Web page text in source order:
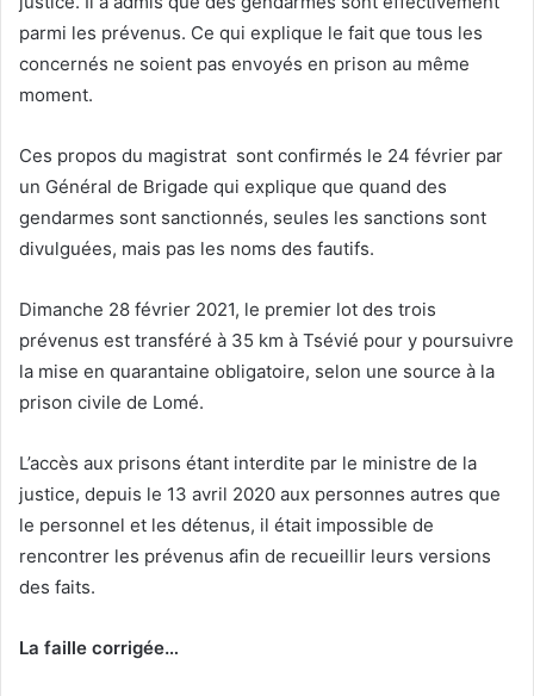
parmi les prévenus. Ce qui explique le fait que tous les
concernés ne soient pas envoyés en prison au même
moment.
Ces propos du magistrat sont confirmés le 24 février par
un Général de Brigade qui explique que quand des
gendarmes sont sanctionnés, seules les sanctions sont
divulguées, mais pas les noms des fautifs.
Dimanche 28 février 2021, le premier lot des trois
prévenus est transféré à 35 km à Tsévié pour y poursuivre
la mise en quarantaine obligatoire, selon une source à la
prison civile de Lomé.
L’accès aux prisons étant interdite par le ministre de la
justice, depuis le 13 avril 2020 aux personnes autres que
le personnel et les détenus, il était impossible de
rencontrer les prévenus afin de recueillir leurs versions
des faits.
La faille corrigée…